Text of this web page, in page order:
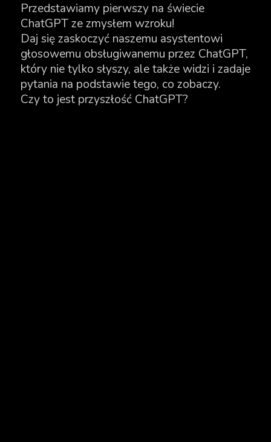
Przedstawiamy pierwszy na świecie
ChatGPT ze zmysłem wzroku!
Daj się zaskoczyć naszemu asystentowi
głosowemu obsługiwanemu przez ChatGPT,
który nie tylko słyszy, ale także widzi i zadaje
pytania na podstawie tego, co zobaczy.
Czy to jest przyszłość ChatGPT?